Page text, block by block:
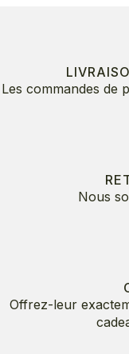
Les commandes de
Nous
Offrez-leur